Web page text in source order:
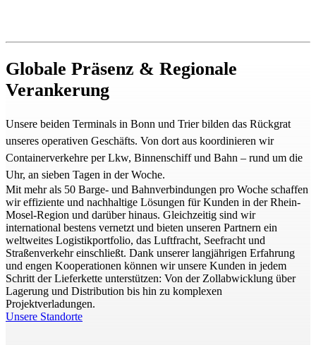
Globale Präsenz & Regionale
Verankerung
Unsere beiden Terminals in Bonn und Trier bilden das Rückgrat
unseres operativen Geschäfts. Von dort aus koordinieren wir
Containerverkehre per Lkw, Binnenschiff und Bahn – rund um die
Uhr, an sieben Tagen in der Woche.
Mit mehr als 50 Barge- und Bahnverbindungen pro Woche schaffen
wir effiziente und nachhaltige Lösungen für Kunden in der Rhein-
Mosel-Region und darüber hinaus. Gleichzeitig sind wir
international bestens vernetzt und bieten unseren Partnern ein
weltweites Logistikportfolio, das Luftfracht, Seefracht und
Straßenverkehr einschließt. Dank unserer langjährigen Erfahrung
und engen Kooperationen können wir unsere Kunden in jedem
Schritt der Lieferkette unterstützen: Von der Zollabwicklung über
Lagerung und Distribution bis hin zu komplexen
Projektverladungen.
Unsere Standorte